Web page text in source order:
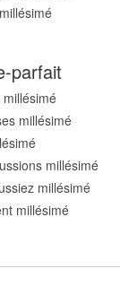
é
parfait
é
millésimé
é
millésimé
millésimé
millésimé